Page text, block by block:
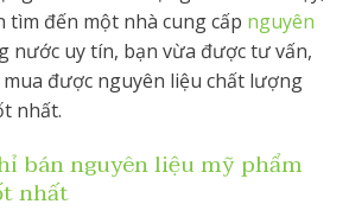
đến một nhà cung cấp nguyên
nước uy tín, bạn vừa được tư vấn,
được nguyên liệu chất lượng
nhất.
bán nguyên liệu mỹ phẩm
nhất